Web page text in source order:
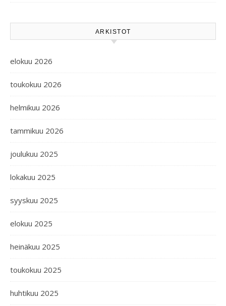
ARKISTOT
elokuu 2026
toukokuu 2026
helmikuu 2026
tammikuu 2026
joulukuu 2025
lokakuu 2025
syyskuu 2025
elokuu 2025
heinäkuu 2025
toukokuu 2025
huhtikuu 2025